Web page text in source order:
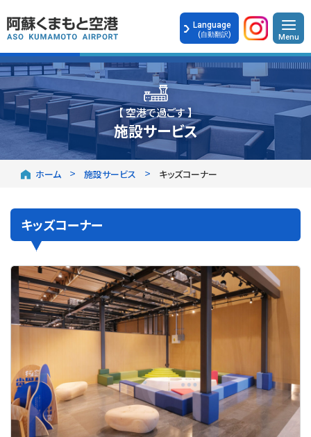
Language
(自動翻訳)
【 空港で過ごす 】
施設サービス
ホーム 施設サービス キッズコーナー
キッズコーナー